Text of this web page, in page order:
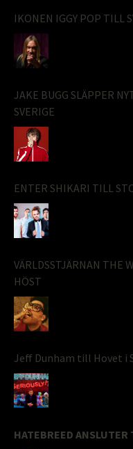
IKONEN IGGY POP TILL
JAKE BUGG SLÄPPER
SVERIGE
ENTER SHIKARI TILL
VÄRLDSSTJÄRNAN THE
HÖST
Jeff Dunham till Hovet i
HATEBREED